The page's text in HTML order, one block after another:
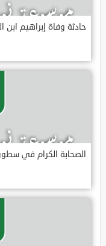
حادثة وفاة إبراهيم
الصحابة الكرام في